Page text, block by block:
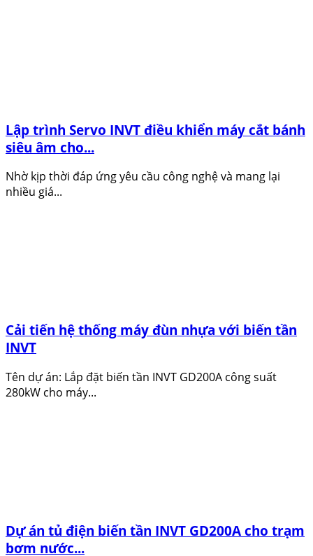
Lập trình Servo INVT điều khiển máy cắt bánh
siêu âm cho...
Nhờ kịp thời đáp ứng yêu cầu công nghệ và mang lại
nhiều giá...
Cải tiến hệ thống máy đùn nhựa với biến tần
INVT
Tên dự án: Lắp đặt biến tần INVT GD200A công suất
280kW cho máy...
Dự án tủ điện biến tần INVT GD200A cho trạm
bơm nước...